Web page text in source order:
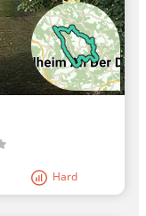
Hard